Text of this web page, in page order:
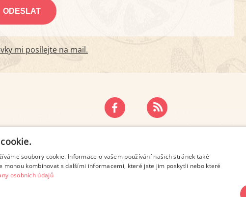
mi posílejte na mail.
ZÁSADY OCHRANY OSOBNÍCH ÚDAJŮ
soubory cookie. Informace o vašem používání našich stránek také
kombinovat s dalšími informacemi, které jste jim poskytli nebo které
osobních údajů